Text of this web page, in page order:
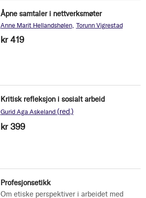
Åpne samtaler i nettverksmøter
Anne Marit Hellandshølen Torunn Vigrestad
kr 419
Kritisk refleksjon i sosialt arbeid
Gurid Aga Askeland (red.)
kr 399
Profesjonsetikk
Om etiske perspektiver i arbeidet med